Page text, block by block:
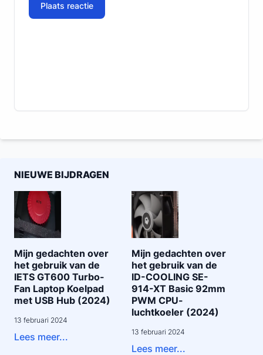
Plaats reactie
NIEUWE BIJDRAGEN
Mijn gedachten over
het gebruik van de
IETS GT600 Turbo-
Fan Laptop Koelpad
met USB Hub (2024)
13 februari 2024
Lees meer...
Mijn gedachten over
het gebruik van de
ID-COOLING SE-
914-XT Basic 92mm
PWM CPU-
luchtkoeler (2024)
13 februari 2024
Lees meer...